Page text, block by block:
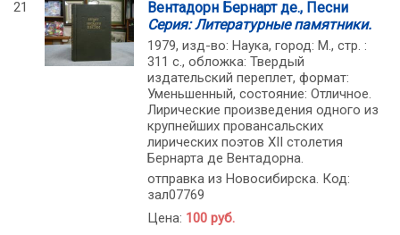
21
Вентадорн Бернарт де., Песни
Серия: Литературные памятники.
1979, изд-во: Наука, город: М., стр. :
311 с., обложка: Твердый
издательский переплет, формат:
Уменьшенный, состояние: Отличное.
Лирические произведения одного из
крупнейших провансальских
лирических поэтов XII столетия
Бернарта де Вентадорна.
отправка из Новосибирска. Код:
зал07769
Цена: 100 руб.